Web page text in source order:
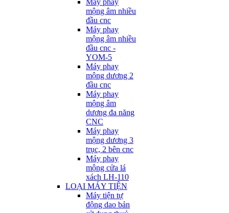
Máy phay
mộng âm nhiều
đầu cnc
Máy phay
mộng âm nhiều
đầu cnc -
YOM-5
Máy phay
mộng dương 2
đầu cnc
Máy phay
mộng âm
dương đa năng
CNC
Máy phay
mộng dương 3
trục, 2 bên cnc
Máy phay
mộng cửa lá
xách LH-110
LOẠI MÁY TIỆN
Máy tiện tự
động dao bản